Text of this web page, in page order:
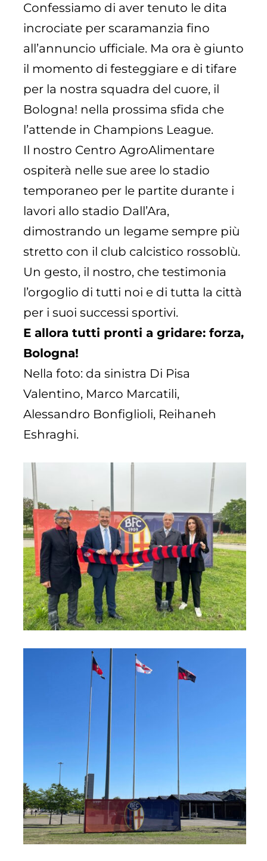
Confessiamo di aver tenuto le dita
incrociate per scaramanzia fino
all’annuncio ufficiale. Ma ora è giunto
il momento di festeggiare e di tifare
per la nostra squadra del cuore, il
Bologna! nella prossima sfida che
l’attende in Champions League.
Il nostro Centro AgroAlimentare
ospiterà nelle sue aree lo stadio
temporaneo per le partite durante i
lavori allo stadio Dall’Ara,
dimostrando un legame sempre più
stretto con il club calcistico rossoblù.
Un gesto, il nostro, che testimonia
l’orgoglio di tutti noi e di tutta la città
per i suoi successi sportivi.
E allora tutti pronti a gridare: forza,
Bologna!
Nella foto: da sinistra Di Pisa
Valentino, Marco Marcatili,
Alessandro Bonfiglioli, Reihaneh
Eshraghi.